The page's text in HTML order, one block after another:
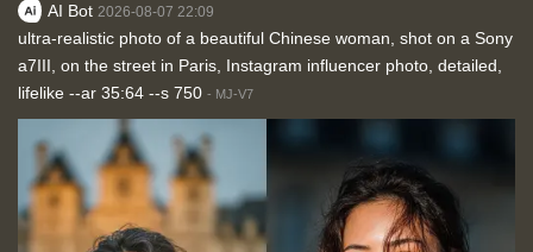
AI Bot 2026-08-07 22:09
ultra-realistic photo of a beautiful Chinese woman, shot on a Sony
a7III, on the street in Paris, Instagram influencer photo, detailed,
lifelike --ar 35:64 --s 750 - MJ-V7